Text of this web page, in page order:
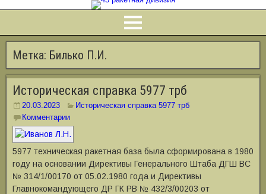
Метка: Билько П.И.
Историческая справка 5977 трб
20.03.2023
Историческая справка 5977 трб
Комментарии
5977 техническая ракетная база была сформирована в 1980
году на основании Директивы Генерального Штаба ДГШ ВС
№ 314/1/00170 от 05.02.1980 года и Директивы
Главнокомандующего ДР ГК РВ № 432/3/00203 от